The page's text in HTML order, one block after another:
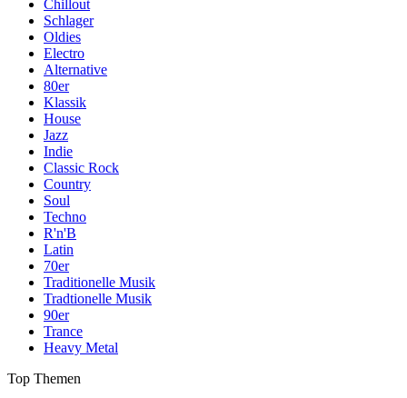
Chillout
Schlager
Oldies
Electro
Alternative
80er
Klassik
House
Jazz
Indie
Classic Rock
Country
Soul
Techno
R'n'B
Latin
70er
Traditionelle Musik
Tradtionelle Musik
90er
Trance
Heavy Metal
Top Themen